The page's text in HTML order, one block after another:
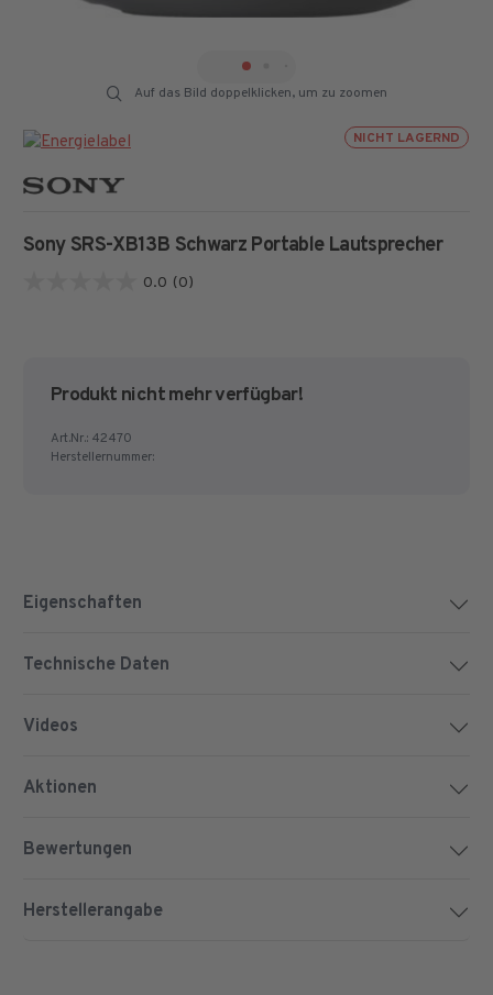
Auf das Bild doppelklicken, um zu zoomen
NICHT LAGERND
Sony SRS-XB13B Schwarz Portable Lautsprecher
0.0 (0)
Produkt nicht mehr verfügbar!
Art.Nr.:42470
Herstellernummer:
Eigenschaften
Technische Daten
Videos
Aktionen
Bewertungen
Herstellerangabe